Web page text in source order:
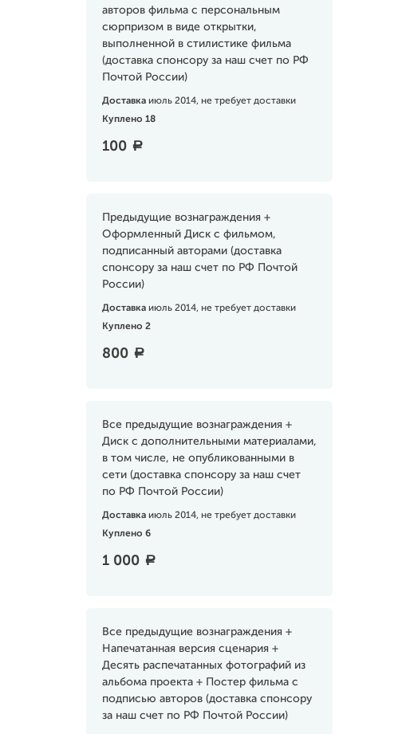
авторов фильма с персональным
сюрпризом в виде открытки,
выполненной в стилистике фильма
(доставка спонсору за наш счет по РФ
Почтой России)
Доставка июль 2014, не требует доставки
Куплено 18
100 a
Предыдущие вознаграждения +
Оформленный Диск с фильмом,
подписанный авторами (доставка
спонсору за наш счет по РФ Почтой
России)
Доставка июль 2014, не требует доставки
Куплено 2
800 a
Все предыдущие вознаграждения +
Диск с дополнительными материалами,
в том числе, не опубликованными в
сети (доставка спонсору за наш счет
по РФ Почтой России)
Доставка июль 2014, не требует доставки
Куплено 6
1 000 a
Все предыдущие вознаграждения +
Напечатанная версия сценария +
Десять распечатанных фотографий из
альбома проекта + Постер фильма с
подписью авторов (доставка спонсору
за наш счет по РФ Почтой России)